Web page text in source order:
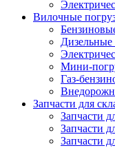
Вилочные
Дизельные
Мини-
Газ-
Запчасти для
Запчасти
Запчасти
Запчасти